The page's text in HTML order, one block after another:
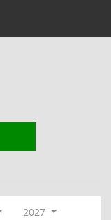
2027